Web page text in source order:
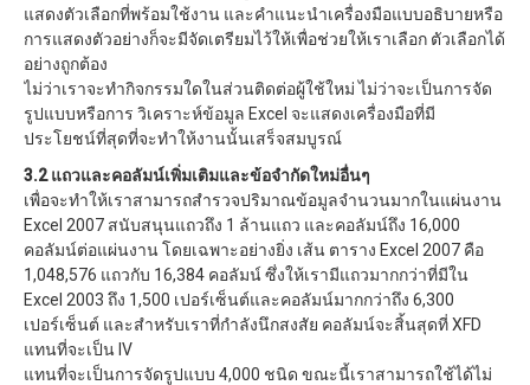
แสดงตัวเลือกที่พร้อมใช้งาน และคำแนะนำเครื่องมือแบบอธิบายหรือ
การแสดงตัวอย่างก็จะมีจัดเตรียมไว้ให้เพื่อช่วยให้เราเลือก ตัวเลือกได้
อย่างถูกต้อง
ไม่ว่าเราจะทำกิจกรรมใดในส่วนติดต่อผู้ใช้ใหม่ ไม่ว่าจะเป็นการจัด
รูปแบบหรือการ วิเคราะห์ข้อมูล Excel จะแสดงเครื่องมือที่มี
ประโยชน์ที่สุดที่จะทำให้งานนั้นเสร็จสมบูรณ์
3.2 แถวและคอลัมน์เพิ่มเติมและข้อจำกัดใหม่อื่นๆ
เพื่อจะทำให้เราสามารถสำรวจปริมาณข้อมูลจำนวนมากในแผ่นงาน
Excel 2007 สนับสนุนแถวถึง 1 ล้านแถว และคอลัมน์ถึง 16,000
คอลัมน์ต่อแผ่นงาน โดยเฉพาะอย่างยิ่ง เส้น ตาราง Excel 2007 คือ
1,048,576 แถวกับ 16,384 คอลัมน์ ซึ่งให้เรามีแถวมากกว่าที่มีใน
Excel 2003 ถึง 1,500 เปอร์เซ็นต์และคอลัมน์มากกว่าถึง 6,300
เปอร์เซ็นต์ และสำหรับเราที่กำลังนึกสงสัย คอลัมน์จะสิ้นสุดที่ XFD
แทนที่จะเป็น IV
แทนที่จะเป็นการจัดรูปแบบ 4,000 ชนิด ขณะนี้เราสามารถใช้ได้ไม่